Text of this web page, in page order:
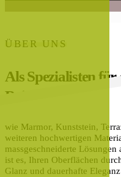
ÜBER UNS
Als Spezialisten für
Reinigen und
wie Marmor, Kunststein,
weiteren hochwertigen
massgeschneiderte
ist es, Ihren Oberflächen
Glanz und dauerhafte